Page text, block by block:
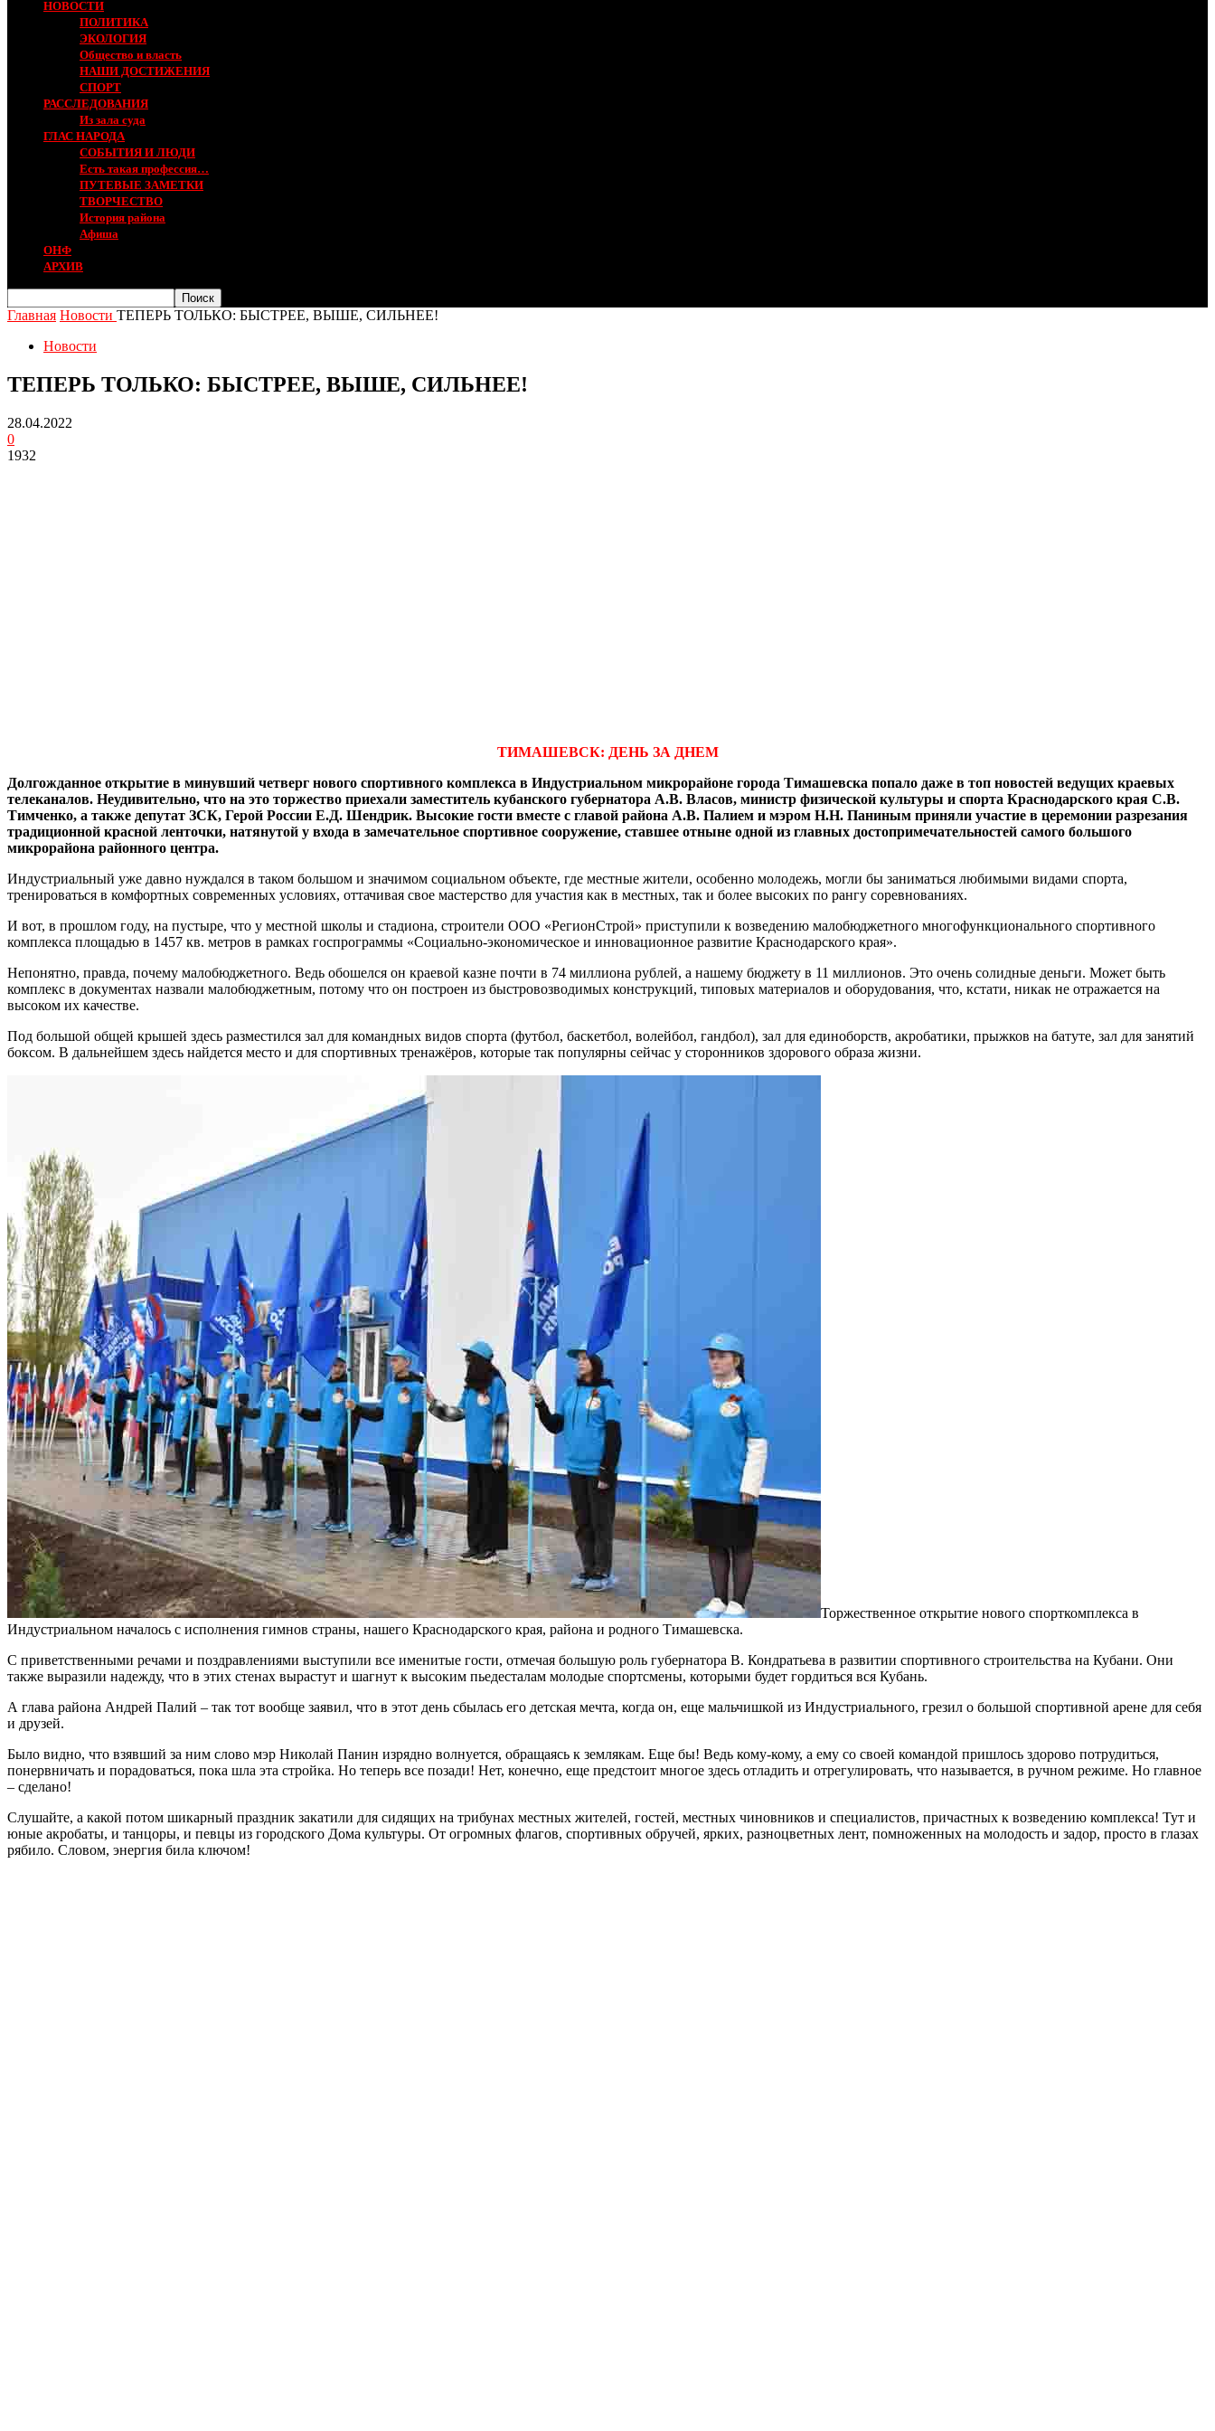
НОВОСТИ
ПОЛИТИКА
ЭКОЛОГИЯ
Общество и власть
НАШИ ДОСТИЖЕНИЯ
СПОРТ
РАССЛЕДОВАНИЯ
Из зала суда
ГЛАС НАРОДА
СОБЫТИЯ И ЛЮДИ
Есть такая профессия…
ПУТЕВЫЕ ЗАМЕТКИ
ТВОРЧЕСТВО
История района
Афиша
ОНФ
АРХИВ
Главная Новости ТЕПЕРЬ ТОЛЬКО: БЫСТРЕЕ, ВЫШЕ, СИЛЬНЕЕ!
Новости
ТЕПЕРЬ ТОЛЬКО: БЫСТРЕЕ, ВЫШЕ, СИЛЬНЕЕ!
28.04.2022
0
1932
ТИМАШЕВСК: ДЕНЬ ЗА ДНЕМ
Долгожданное открытие в минувший четверг нового спортивного комплекса в Индустриальном микрорайоне города Тимашевска попало даже в топ новостей ведущих краевых
телеканалов. Неудивительно, что на это торжество приехали заместитель кубанского губернатора А.В. Власов, министр физической культуры и спорта Краснодарского края С.В.
Тимченко, а также депутат ЗСК, Герой России Е.Д. Шендрик. Высокие гости вместе с главой района А.В. Палием и мэром Н.Н. Паниным приняли участие в церемонии разрезания
традиционной красной ленточки, натянутой у входа в замечательное спортивное сооружение, ставшее отныне одной из главных достопримечательностей самого большого
микрорайона районного центра.
Индустриальный уже давно нуждался в таком большом и значимом социальном объекте, где местные жители, особенно молодежь, могли бы заниматься любимыми видами спорта,
тренироваться в комфортных современных условиях, оттачивая свое мастерство для участия как в местных, так и более высоких по рангу соревнованиях.
И вот, в прошлом году, на пустыре, что у местной школы и стадиона, строители ООО «РегионСтрой» приступили к возведению малобюджетного многофункционального спортивного
комплекса площадью в 1457 кв. метров в рамках госпрограммы «Социально-экономическое и инновационное развитие Краснодарского края».
Непонятно, правда, почему малобюджетного. Ведь обошелся он краевой казне почти в 74 миллиона рублей, а нашему бюджету в 11 миллионов. Это очень солидные деньги. Может быть
комплекс в документах назвали малобюджетным, потому что он построен из быстровозводимых конструкций, типовых материалов и оборудования, что, кстати, никак не отражается на
высоком их качестве.
Под большой общей крышей здесь разместился зал для командных видов спорта (футбол, баскетбол, волейбол, гандбол), зал для единоборств, акробатики, прыжков на батуте, зал для занятий
боксом. В дальнейшем здесь найдется место и для спортивных тренажёров, которые так популярны сейчас у сторонников здорового образа жизни.
Торжественное открытие нового спорткомплекса в
Индустриальном началось с исполнения гимнов страны, нашего Краснодарского края, района и родного Тимашевска.
С приветственными речами и поздравлениями выступили все именитые гости, отмечая большую роль губернатора В. Кондратьева в развитии спортивного строительства на Кубани. Они
также выразили надежду, что в этих стенах вырастут и шагнут к высоким пьедесталам молодые спортсмены, которыми будет гордиться вся Кубань.
А глава района Андрей Палий – так тот вообще заявил, что в этот день сбылась его детская мечта, когда он, еще мальчишкой из Индустриального, грезил о большой спортивной арене для себя
и друзей.
Было видно, что взявший за ним слово мэр Николай Панин изрядно волнуется, обращаясь к землякам. Еще бы! Ведь кому-кому, а ему со своей командой пришлось здорово потрудиться,
понервничать и порадоваться, пока шла эта стройка. Но теперь все позади! Нет, конечно, еще предстоит многое здесь отладить и отрегулировать, что называется, в ручном режиме. Но главное
– сделано!
Слушайте, а какой потом шикарный праздник закатили для сидящих на трибунах местных жителей, гостей, местных чиновников и специалистов, причастных к возведению комплекса! Тут и
юные акробаты, и танцоры, и певцы из городского Дома культуры. От огромных флагов, спортивных обручей, ярких, разноцветных лент, помноженных на молодость и задор, просто в глазах
рябило. Словом, энергия била ключом!